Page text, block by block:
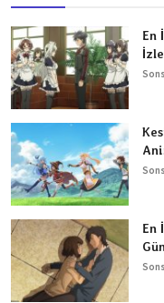
En
En